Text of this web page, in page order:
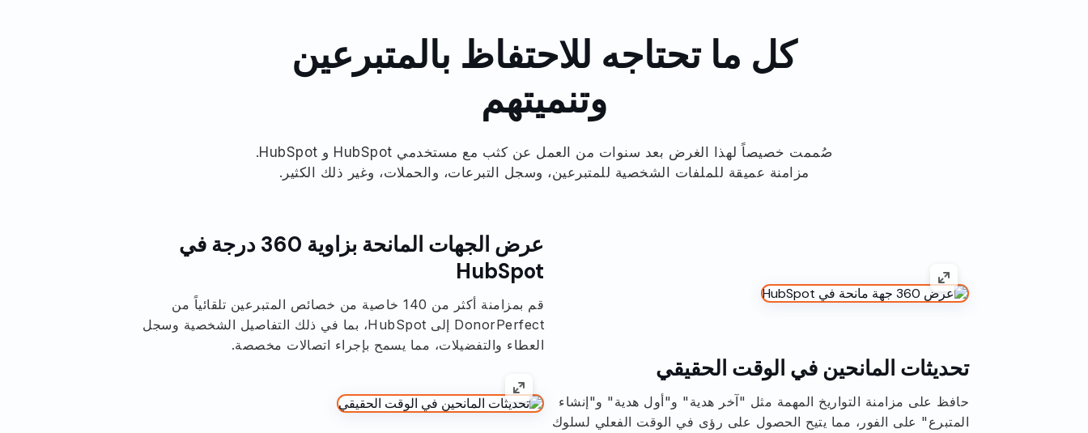
كل ما تحتاجه للاحتفاظ بالمتبرعين
وتنميتهم
صُممت خصيصاً لهذا الغرض بعد سنوات من العمل عن كثب مع مستخدمي HubSpot و HubSpot.
مزامنة عميقة للملفات الشخصية للمتبرعين، وسجل التبرعات، والحملات، وغير ذلك الكثير.
عرض الجهات المانحة بزاوية 360 درجة في
HubSpot
قم بمزامنة أكثر من 140 خاصية من خصائص المتبرعين تلقائياً من
DonorPerfect إلى HubSpot، بما في ذلك التفاصيل الشخصية وسجل
العطاء والتفضيلات، مما يسمح بإجراء اتصالات مخصصة.
تحديثات المانحين في الوقت الحقيقي
حافظ على مزامنة التواريخ المهمة مثل "آخر هدية" و"أول هدية" و"إنشاء
المتبرع" على الفور، مما يتيح الحصول على رؤى في الوقت الفعلي لسلوك